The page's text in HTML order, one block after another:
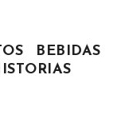
BEBIDAS